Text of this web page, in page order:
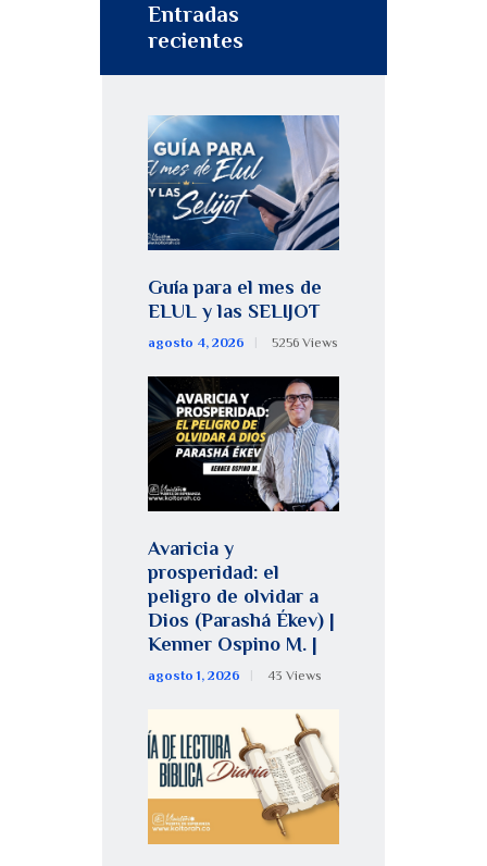
Entradas
recientes
Guía para el mes de
ELUL y las SELIJOT
agosto 4, 2026 5256 Views
Avaricia y
prosperidad: el
peligro de olvidar a
Dios (Parashá Ékev) |
Kenner Ospino M. |
agosto 1, 2026 43 Views